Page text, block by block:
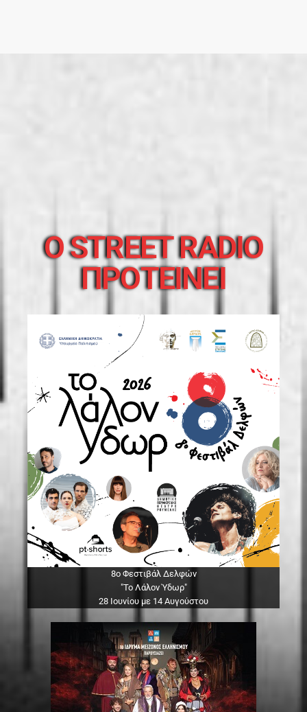
O STREET RADIO
ΠΡΟΤΕΙΝΕΙ
8ο Φεστιβάλ Δελφών
"Το Λάλον Ύδωρ"
28 Ιουνίου με 14 Αυγούστου